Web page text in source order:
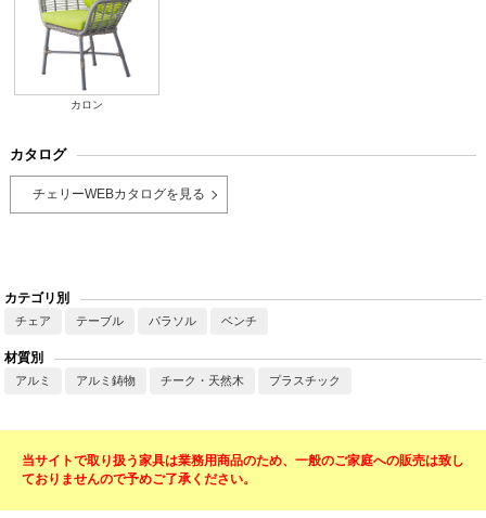
カロン
カタログ
チェリーWEBカタログを見る
カテゴリ別
チェア テーブル パラソル ベンチ
材質別
アルミ アルミ鋳物 チーク・天然木 プラスチック
当サイトで取り扱う家具は業務用商品のため、一般のご家庭への販売は致し
ておりませんので予めご了承ください。